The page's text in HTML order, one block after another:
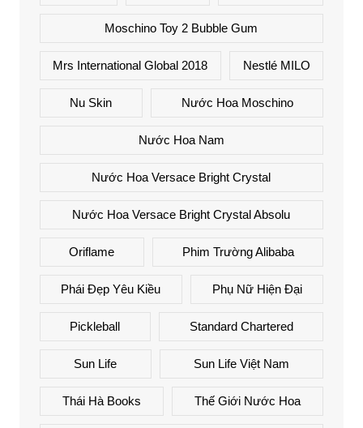
Moschino Toy 2 Bubble Gum
Mrs International Global 2018 Nestlé MILO
Nu Skin Nước Hoa Moschino
Nước Hoa Nam
Nước Hoa Versace Bright Crystal
Nước Hoa Versace Bright Crystal Absolu
Oriflame Phim Trường Alibaba
Phái Đẹp Yêu Kiều Phụ Nữ Hiện Đại
Pickleball Standard Chartered
Sun Life Sun Life Việt Nam
Thái Hà Books Thế Giới Nước Hoa